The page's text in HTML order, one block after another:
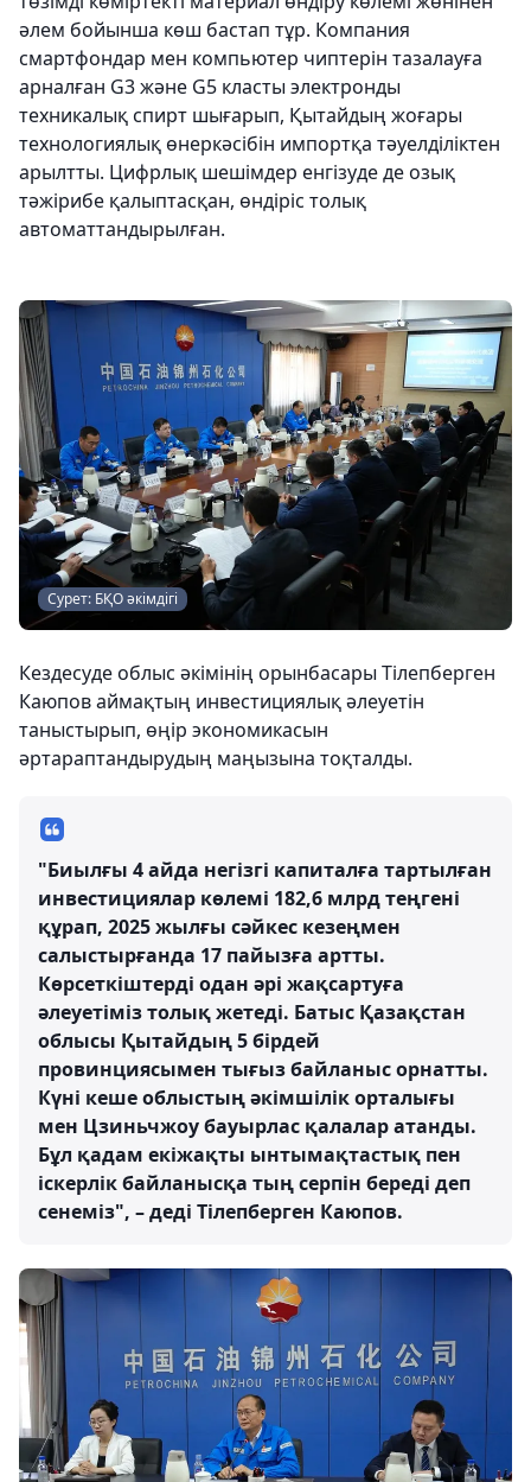
әлем бойынша көш бастап тұр. Компания
смартфондар мен компьютер чиптерін тазалауға
арналған G3 және G5 класты электронды
техникалық спирт шығарып, Қытайдың жоғары
технологиялық өнеркәсібін импортқа тәуелділіктен
арылтты. Цифрлық шешімдер енгізуде де озық
тәжірибе қалыптасқан, өндіріс толық
автоматтандырылған.
Сурет: БҚО әкімдігі
Кездесуде облыс әкімінің орынбасары Тілепберген
Каюпов аймақтың инвестициялық әлеуетін
таныстырып, өңір экономикасын
әртараптандырудың маңызына тоқталды.
"Биылғы 4 айда негізгі капиталға тартылған
инвестициялар көлемі 182,6 млрд теңгені
құрап, 2025 жылғы сәйкес кезеңмен
салыстырғанда 17 пайызға артты.
Көрсеткіштерді одан әрі жақсартуға
әлеуетіміз толық жетеді. Батыс Қазақстан
облысы Қытайдың 5 бірдей
провинциясымен тығыз байланыс орнатты.
Күні кеше облыстың әкімшілік орталығы
мен Цзиньчжоу бауырлас қалалар атанды.
Бұл қадам екіжақты ынтымақтастық пен
іскерлік байланысқа тың серпін береді деп
сенеміз", – деді Тілепберген Каюпов.